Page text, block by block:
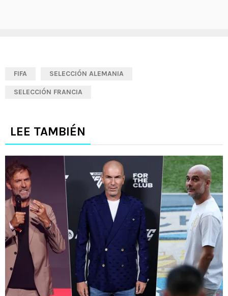
FIFA SELECCIÓN ALEMANIA
SELECCIÓN FRANCIA
LEE TAMBIÉN